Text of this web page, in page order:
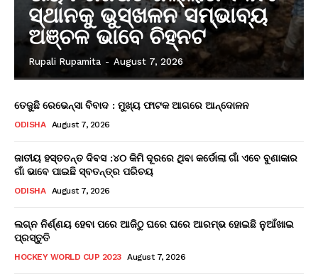
ସ୍ଥାନକୁ ଭୁସ୍ଖଳନ ସମ୍ଭାବ୍ୟ
ଅଞ୍ଚଳ ଭାବେ ଚିହ୍ନଟ
Rupali Rupamita - August 7, 2026
ତେଜୁଛି ରେଭେନ୍ସା ବିବାଦ : ମୁଖ୍ୟ ଫାଟକ ଆଗରେ ଆନ୍ଦୋଳନ
ODISHA August 7, 2026
ଜାତୀୟ ହସ୍ତତନ୍ତ ଦିବସ :୪୦ କିମି ଦୂରରେ ଥିବା କର୍ଡୋଲା ଗାଁ ଏବେ ବୁଣାକାର
ଗାଁ ଭାବେ ପାଇଛି ସ୍ବତନ୍ତ୍ର ପରିଚୟ
ODISHA August 7, 2026
ଲଗ୍ନ ନିର୍ଣ୍ଣୟ ହେବା ପରେ ଆଜିଠୁ ଘରେ ଘରେ ଆରମ୍ଭ ହୋଇଛି ନୁଆଁଖାଇ
ପ୍ରସ୍ତୁତି
HOCKEY WORLD CUP 2023 August 7, 2026